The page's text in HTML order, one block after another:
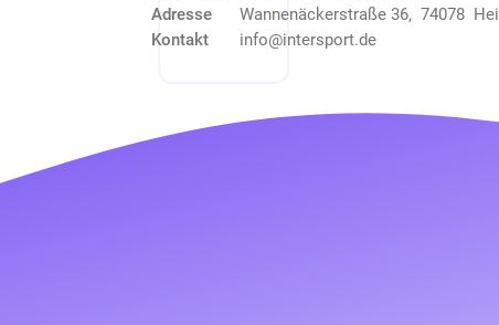
Adresse
Wannenäckerstraße 36, 74078
Kontakt
info@intersport.de